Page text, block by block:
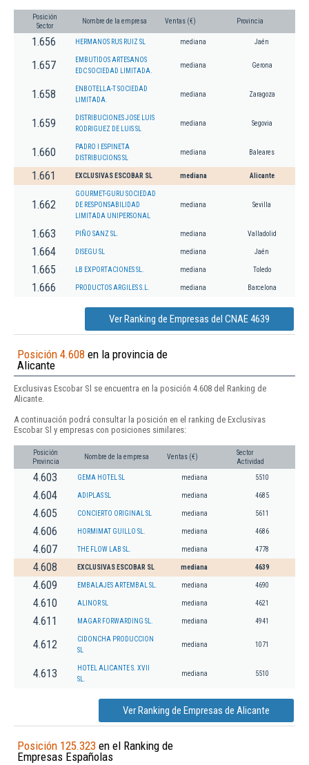
Posición
Sector
Nombre de la empresa Ventas (€) Provincia
1.656 HERMANOS RUS RUIZ SL mediana Jaén
1.657
EMBUTIDOS ARTESANOS
EDC SOCIEDAD LIMITADA.
mediana Gerona
1.658
ENBOTELLA-T SOCIEDAD
LIMITADA.
mediana Zaragoza
1.659
DISTRIBUCIONES JOSE LUIS
RODRIGUEZ DE LUIS SL
mediana Segovia
1.660
PADRO I ESPINETA
DISTRIBUCIONS SL
mediana Baleares
1.661 EXCLUSIVAS ESCOBAR SL mediana Alicante
1.662
GOURMET-GURU SOCIEDAD
DE RESPONSABILIDAD
LIMITADA UNIPERSONAL
mediana Sevilla
1.663 PIÑO SANZ SL. mediana Valladolid
1.664 DISEGU SL mediana Jaén
1.665 LB EXPORTACIONES SL. mediana Toledo
1.666 PRODUCTOS ARGILES S.L. mediana Barcelona
Ver Ranking de Empresas del CNAE 4639
Posición 4.608 en la provincia de
Alicante
Exclusivas Escobar Sl se encuentra en la posición 4.608 del Ranking de
Alicante.
A continuación podrá consultar la posición en el ranking de Exclusivas
Escobar Sl y empresas con posiciones similares:
Posición
Provincia
Nombre de la empresa Ventas (€)
Sector
Actividad
4.603 GEMA HOTEL SL mediana 5510
4.604 ADIPLAS SL mediana 4685
4.605 CONCIERTO ORIGINAL SL mediana 5611
4.606 HORMIMAT GUILLO SL. mediana 4686
4.607 THE FLOW LAB SL. mediana 4778
4.608 EXCLUSIVAS ESCOBAR SL mediana 4639
4.609 EMBALAJES ARTEMBAL SL. mediana 4690
4.610 ALINOR SL mediana 4621
4.611 MAGAR FORWARDING SL. mediana 4941
4.612
CIDONCHA PRODUCCION
SL
mediana 1071
4.613
HOTEL ALICANTE S. XVII
SL.
mediana 5510
Ver Ranking de Empresas de Alicante
Posición 125.323 en el Ranking de
Empresas Españolas